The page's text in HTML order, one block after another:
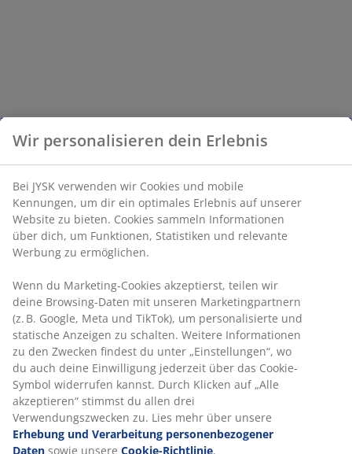
Wir personalisieren dein Erlebnis
Bei JYSK verwenden wir Cookies und mobile
Kennungen, um dir ein optimales Erlebnis auf unserer
Website zu bieten. Cookies sammeln Informationen
über dich, um Funktionen, Statistiken und relevante
Werbung zu ermöglichen.
Wenn du Marketing-Cookies akzeptierst, teilen wir
deine Browsing-Daten mit unseren Marketingpartnern
(z. B. Google, Meta und TikTok), um personalisierte und
statische Anzeigen zu schalten. Weitere Informationen
zu den Zwecken findest du unter „Einstellungen“, wo
du auch deine Einwilligung jederzeit über das Cookie-
Symbol widerrufen kannst. Durch Klicken auf „Alle
akzeptieren“ stimmst du allen drei
Verwendungszwecken zu. Lies mehr über unsere
Erhebung und Verarbeitung personenbezogener
Daten sowie unsere Cookie-Richtlinie.